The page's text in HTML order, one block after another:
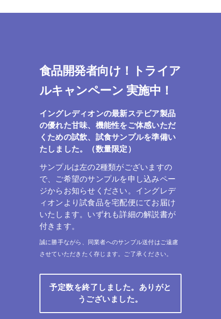
食品開発者向け！トライア
ルキャンペーン 実施中！
イングレディオンの最新ステビア製品
の優れた甘味、機能性をご体感いただ
くための試飲、試食サンプルを準備い
たしました。（数量限定）
サンプルは左の2種類がございますの
で、ご希望のサンプルを申し込みペー
ジからお知らせください。イングレデ
ィオンより試食品を宅配便にてお届け
いたします。いずれも詳細の解説書が
付きます。
誠に勝手ながら、同業者へのサンプル送付はご遠慮
させていただきたく存じます。ご了承ください。
予定数を終了しました。ありがと
うございました。